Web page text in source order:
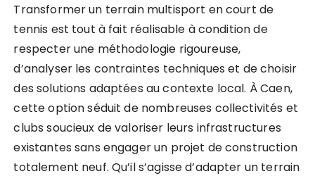
Transformer un terrain multisport en court de
tennis est tout à fait réalisable à condition de
respecter une méthodologie rigoureuse,
d’analyser les contraintes techniques et de choisir
des solutions adaptées au contexte local. À Caen,
cette option séduit de nombreuses collectivités et
clubs soucieux de valoriser leurs infrastructures
existantes sans engager un projet de construction
totalement neuf. Qu’il s’agisse d’adapter un terrain